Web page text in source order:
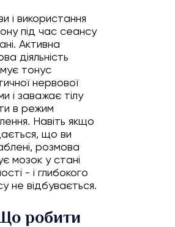
і використання
під час сеансу
Активна
діяльність
тонус
нервової
і заважає тілу
в режим
Навіть якщо
що ви
розмова
мозок у стані
- і глибокого
не відбувається.
робити